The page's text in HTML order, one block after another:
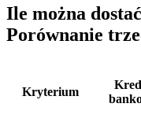
Ile można
Porównanie
Kryterium